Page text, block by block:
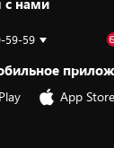
с нами
59-59
App Store